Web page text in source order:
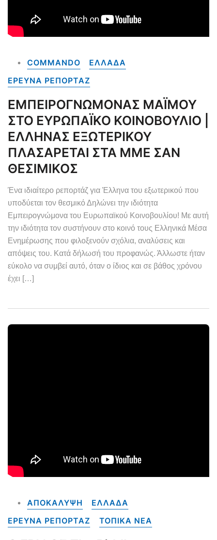
COMMANDO
ΕΛΛΑΔΑ
ΕΡΕΥΝΑ ΡΕΠΟΡΤΑΖ
ΕΜΠΕΙΡΟΓΝΩΜΟΝΑΣ ΜΑΪΜΟΥ
ΣΤΟ ΕΥΡΩΠΑΪΚΟ ΚΟΙΝΟΒΟΥΛΙΟ |
ΕΛΛΗΝΑΣ ΕΞΩΤΕΡΙΚΟΥ
ΠΛΑΣΑΡΕΤΑΙ ΣΤΑ ΜΜΕ ΣΑΝ
ΘΕΣΙΜΙΚΟΣ
Ένα ιδιαίτερο ρεπορτάζ για Έλληνα του εξωτερικού που
υποδύεται τον θεσμικό Δηλώνει την ιδιότητα
Εμπειρογνώμονα του Ευρωπαϊκού Κοινοβουλίου! Με αυτή
την ιδιότητα τον συστήνουν στο κοινό τους Ελληνικά Μέσα
Ενημέρωσης που φιλοξενούν σχόλια, αναλύσεις και
απόψεις του. Κατά δήλωσή του προφανώς. Άλλωστε ήταν
εύκολο να συμβεί αυτό, όταν ο ίδιος και σε βάθος χρόνου
έχει […]
ΑΠΟΚΑΛΥΨΗ
ΕΛΛΑΔΑ
ΕΡΕΥΝΑ ΡΕΠΟΡΤΑΖ
ΤΟΠΙΚΑ NEA